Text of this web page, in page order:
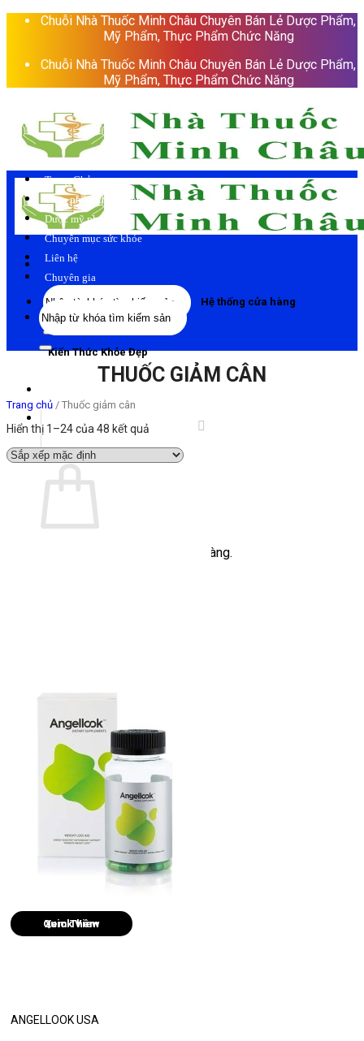
Skip
Chuỗi Nhà Thuốc Minh Châu Chuyên Bán Lẻ Dược Phẩm,
Mỹ Phẩm, Thực Phẩm Chức Năng
Chuỗi Nhà Thuốc Minh Châu Chuyên Bán Lẻ Dược Phẩm,
Mỹ Phẩm, Thực Phẩm Chức Năng
Tìm
kiếm:
Hệ thống cửa hàng
Kiến Thức Khỏe Đẹp
Giỏ hàng
Chưa có sản phẩm trong giỏ hàng.
Trang Chủ
Thực phẩm chức năng
Dược mỹ phẩm
Chuyên mục sức khỏe
Liên hệ
Chuyên gia
Tìm
kiếm:
THUỐC GIẢM CÂN
Trang chủ / Thuốc giảm cân
Hiển thị 1–24 của 48 kết quả
Quick View
ANGELLOOK USA